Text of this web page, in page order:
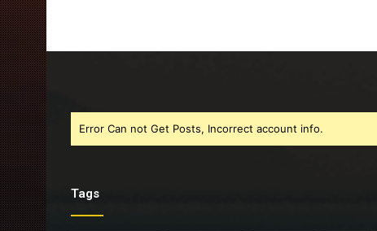
Error Can not Get Posts, Incorrect account info.
Tags